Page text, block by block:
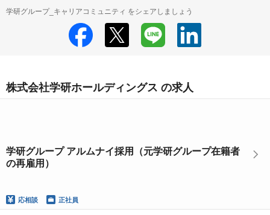
学研グループ_キャリアコミュニティ をシェアしましょう
株式会社学研ホールディングス の求人
学研グループ アルムナイ採用（元学研グループ在籍者
の再雇用）
応相談 正社員